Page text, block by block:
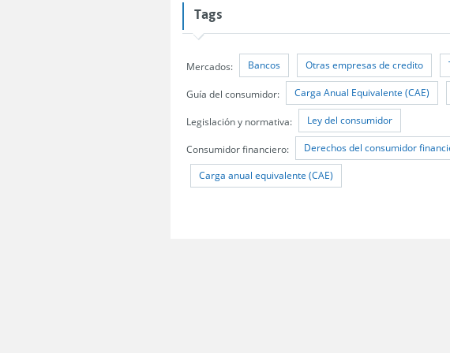
Tags
Mercados: Bancos Otras empresas de credito
Guía del consumidor: Carga Anual Equivalente (CAE)
Legislación y normativa: Ley del consumidor
Consumidor financiero: Derechos del consumidor
Carga anual equivalente (CAE)